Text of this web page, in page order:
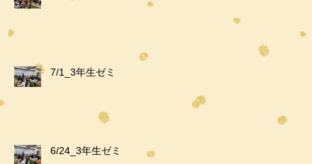
7/1_3年生ゼミ
6/24_3年生ゼミ